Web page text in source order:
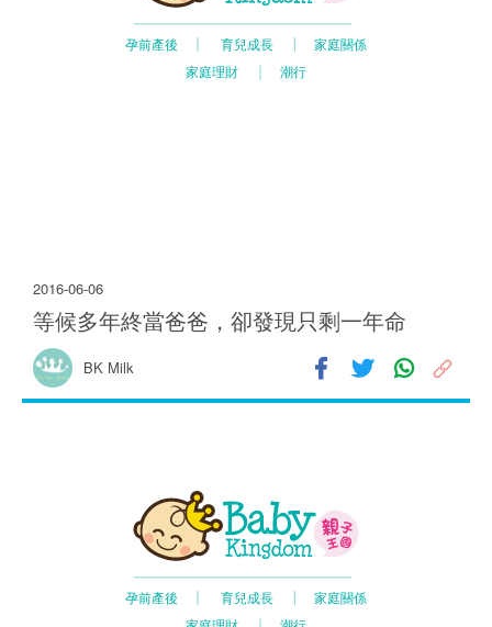
2016-06-06
等候多年終當爸爸，卻發現只剩一年命
BK Milk